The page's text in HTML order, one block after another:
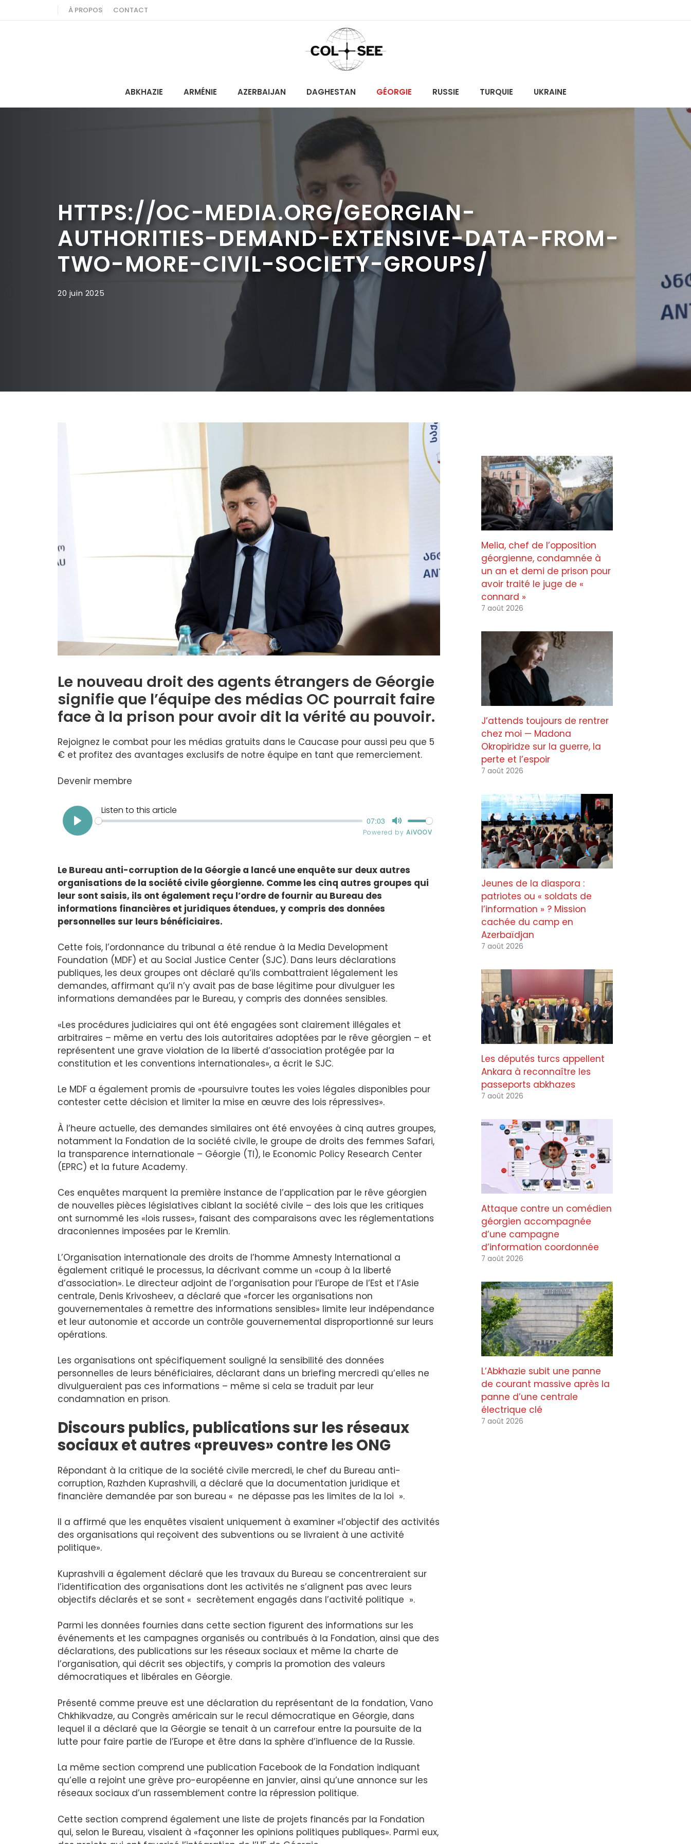
au
À PROPOS CONTACT
ABKHAZIE ARMÉNIE AZERBAIJAN DAGHESTAN GÉORGIE RUSSIE TURQUIE UKRAINE
HTTPS://OC-MEDIA.ORG/GEORGIAN-
AUTHORITIES-DEMAND-EXTENSIVE-DATA-FROM-
TWO-MORE-CIVIL-SOCIETY-GROUPS/
20 juin 2025
Le nouveau droit des agents étrangers de Géorgie
signifie que l’équipe des médias OC pourrait faire
face à la prison pour avoir dit la vérité au pouvoir.
Rejoignez le combat pour les médias gratuits dans le Caucase pour aussi peu que 5
€ et profitez des avantages exclusifs de notre équipe en tant que remerciement.
Devenir membre
Le Bureau anti-corruption de la Géorgie a lancé une enquête sur deux autres
organisations de la société civile géorgienne. Comme les cinq autres groupes qui
leur sont saisis, ils ont également reçu l’ordre de fournir au Bureau des
informations financières et juridiques étendues, y compris des données
personnelles sur leurs bénéficiaires.
Cette fois, l’ordonnance du tribunal a été rendue à la Media Development
Foundation (MDF) et au Social Justice Center (SJC). Dans leurs déclarations
publiques, les deux groupes ont déclaré qu’ils combattraient légalement les
demandes, affirmant qu’il n’y avait pas de base légitime pour divulguer les
informations demandées par le Bureau, y compris des données sensibles.
«Les procédures judiciaires qui ont été engagées sont clairement illégales et
arbitraires – même en vertu des lois autoritaires adoptées par le rêve géorgien – et
représentent une grave violation de la liberté d’association protégée par la
constitution et les conventions internationales», a écrit le SJC.
Le MDF a également promis de «poursuivre toutes les voies légales disponibles pour
contester cette décision et limiter la mise en œuvre des lois répressives».
À l’heure actuelle, des demandes similaires ont été envoyées à cinq autres groupes,
notamment la Fondation de la société civile, le groupe de droits des femmes Safari,
la transparence internationale – Géorgie (TI), le Economic Policy Research Center
(EPRC) et la future Academy.
Ces enquêtes marquent la première instance de l’application par le rêve géorgien
de nouvelles pièces législatives ciblant la société civile – des lois que les critiques
ont surnommé les «lois russes», faisant des comparaisons avec les réglementations
draconiennes imposées par le Kremlin.
L’Organisation internationale des droits de l’homme Amnesty International a
également critiqué le processus, la décrivant comme un «coup à la liberté
d’association». Le directeur adjoint de l’organisation pour l’Europe de l’Est et l’Asie
centrale, Denis Krivosheev, a déclaré que «forcer les organisations non
gouvernementales à remettre des informations sensibles» limite leur indépendance
et leur autonomie et accorde un contrôle gouvernemental disproportionné sur leurs
opérations.
Les organisations ont spécifiquement souligné la sensibilité des données
personnelles de leurs bénéficiaires, déclarant dans un briefing mercredi qu’elles ne
divulgueraient pas ces informations – même si cela se traduit par leur
condamnation en prison.
Discours publics, publications sur les réseaux
sociaux et autres «preuves» contre les ONG
Répondant à la critique de la société civile mercredi, le chef du Bureau anti-
corruption, Razhden Kuprashvili, a déclaré que la documentation juridique et
financière demandée par son bureau « ne dépasse pas les limites de la loi ».
Il a affirmé que les enquêtes visaient uniquement à examiner «l’objectif des activités
des organisations qui reçoivent des subventions ou se livraient à une activité
politique».
Kuprashvili a également déclaré que les travaux du Bureau se concentreraient sur
l’identification des organisations dont les activités ne s’alignent pas avec leurs
objectifs déclarés et se sont « secrètement engagés dans l’activité politique ».
Parmi les données fournies dans cette section figurent des informations sur les
événements et les campagnes organisés ou contribués à la Fondation, ainsi que des
déclarations, des publications sur les réseaux sociaux et même la charte de
l’organisation, qui décrit ses objectifs, y compris la promotion des valeurs
démocratiques et libérales en Géorgie.
Présenté comme preuve est une déclaration du représentant de la fondation, Vano
Chkhikvadze, au Congrès américain sur le recul démocratique en Géorgie, dans
lequel il a déclaré que la Géorgie se tenait à un carrefour entre la poursuite de la
lutte pour faire partie de l’Europe et être dans la sphère d’influence de la Russie.
La même section comprend une publication Facebook de la Fondation indiquant
qu’elle a rejoint une grève pro-européenne en janvier, ainsi qu’une annonce sur les
réseaux sociaux d’un rassemblement contre la répression politique.
Cette section comprend également une liste de projets financés par la Fondation
qui, selon le Bureau, visaient à «façonner les opinions politiques publiques». Parmi eux,
Melia, chef de l’opposition
géorgienne, condamnée à
un an et demi de prison pour
avoir traité le juge de «
connard »
7 août 2026
J’attends toujours de rentrer
chez moi — Madona
Okropiridze sur la guerre, la
perte et l’espoir
7 août 2026
Jeunes de la diaspora :
patriotes ou « soldats de
l’information » ? Mission
cachée du camp en
Azerbaïdjan
7 août 2026
Les députés turcs appellent
Ankara à reconnaître les
passeports abkhazes
7 août 2026
Attaque contre un comédien
géorgien accompagnée
d’une campagne
d’information coordonnée
7 août 2026
L’Abkhazie subit une panne
de courant massive après la
panne d’une centrale
électrique clé
7 août 2026